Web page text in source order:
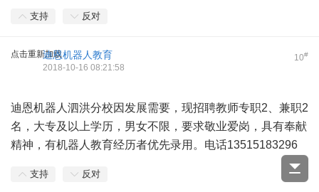
支持 反对
点击重新加载 10#
迪恩机器人教育
2018-10-16 08:21:58
迪恩机器人泗洪分校因发展需要，现招聘教师专职2、兼职2
名，大专及以上学历，男女不限，要求敬业爱岗，具有奉献
精神，有机器人教育经历者优先录用。电话13515183296
支持 反对